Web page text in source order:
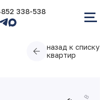
338-538
назад к списку
квартир